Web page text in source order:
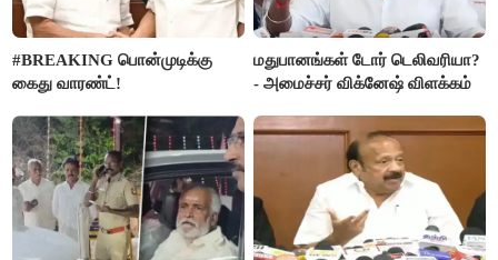
#BREAKING பொன்முடிக்கு
கைது வாரண்ட்!
மதுபானங்கள் டோர் டெலிவரியா?
- அமைச்சர் விக்னேஷ் விளக்கம்